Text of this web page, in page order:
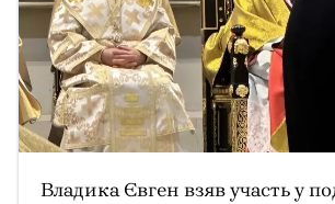
Владика Євген взяв участь у